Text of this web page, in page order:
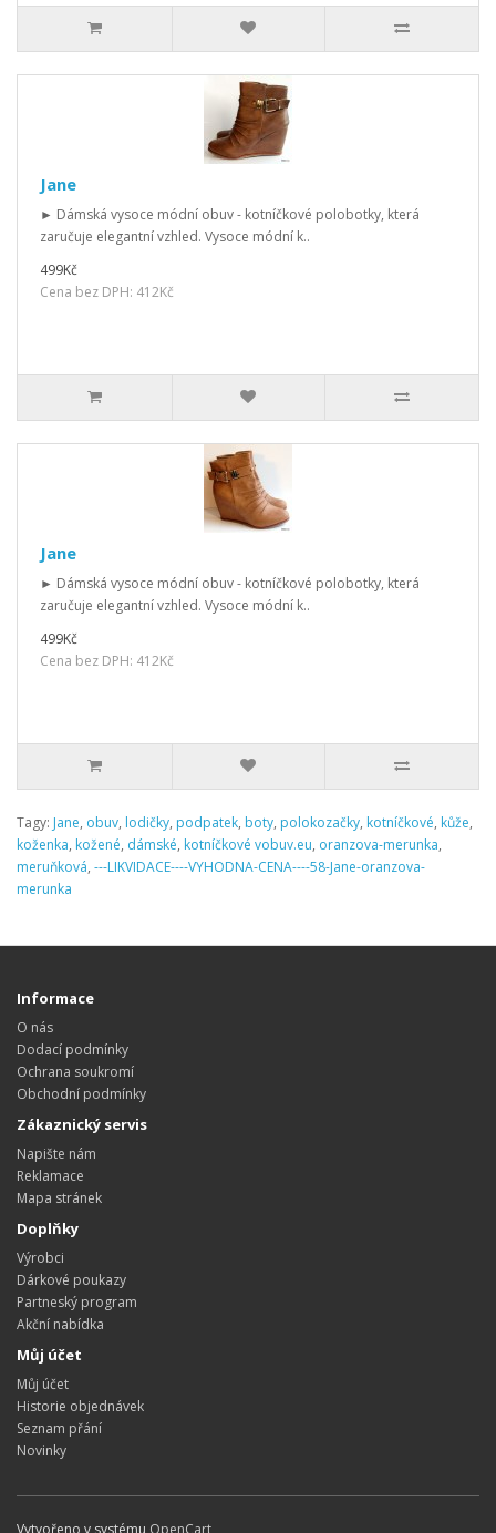
Jane
► Dámská vysoce módní obuv - kotníčkové polobotky, která
zaručuje elegantní vzhled. Vysoce módní k..
499Kč
Cena bez DPH: 412Kč
Jane
► Dámská vysoce módní obuv - kotníčkové polobotky, která
zaručuje elegantní vzhled. Vysoce módní k..
499Kč
Cena bez DPH: 412Kč
Tagy: Jane, obuv, lodičky, podpatek, boty, polokozačky, kotníčkové, kůže,
koženka, kožené, dámské, kotníčkové vobuv.eu, oranzova-merunka,
meruňková, ---LIKVIDACE----VYHODNA-CENA----58-Jane-oranzova-
merunka
Informace
O nás
Dodací podmínky
Ochrana soukromí
Obchodní podmínky
Zákaznický servis
Napište nám
Reklamace
Mapa stránek
Doplňky
Výrobci
Dárkové poukazy
Partneský program
Akční nabídka
Můj účet
Můj účet
Historie objednávek
Seznam přání
Novinky
Vytvořeno v systému OpenCart